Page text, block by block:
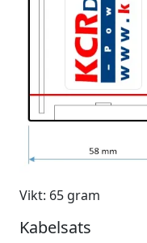
Vikt: 65 gram
Kabelsats